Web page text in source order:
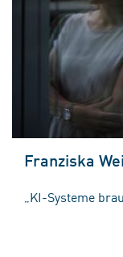
Franziska
„KI-Systeme